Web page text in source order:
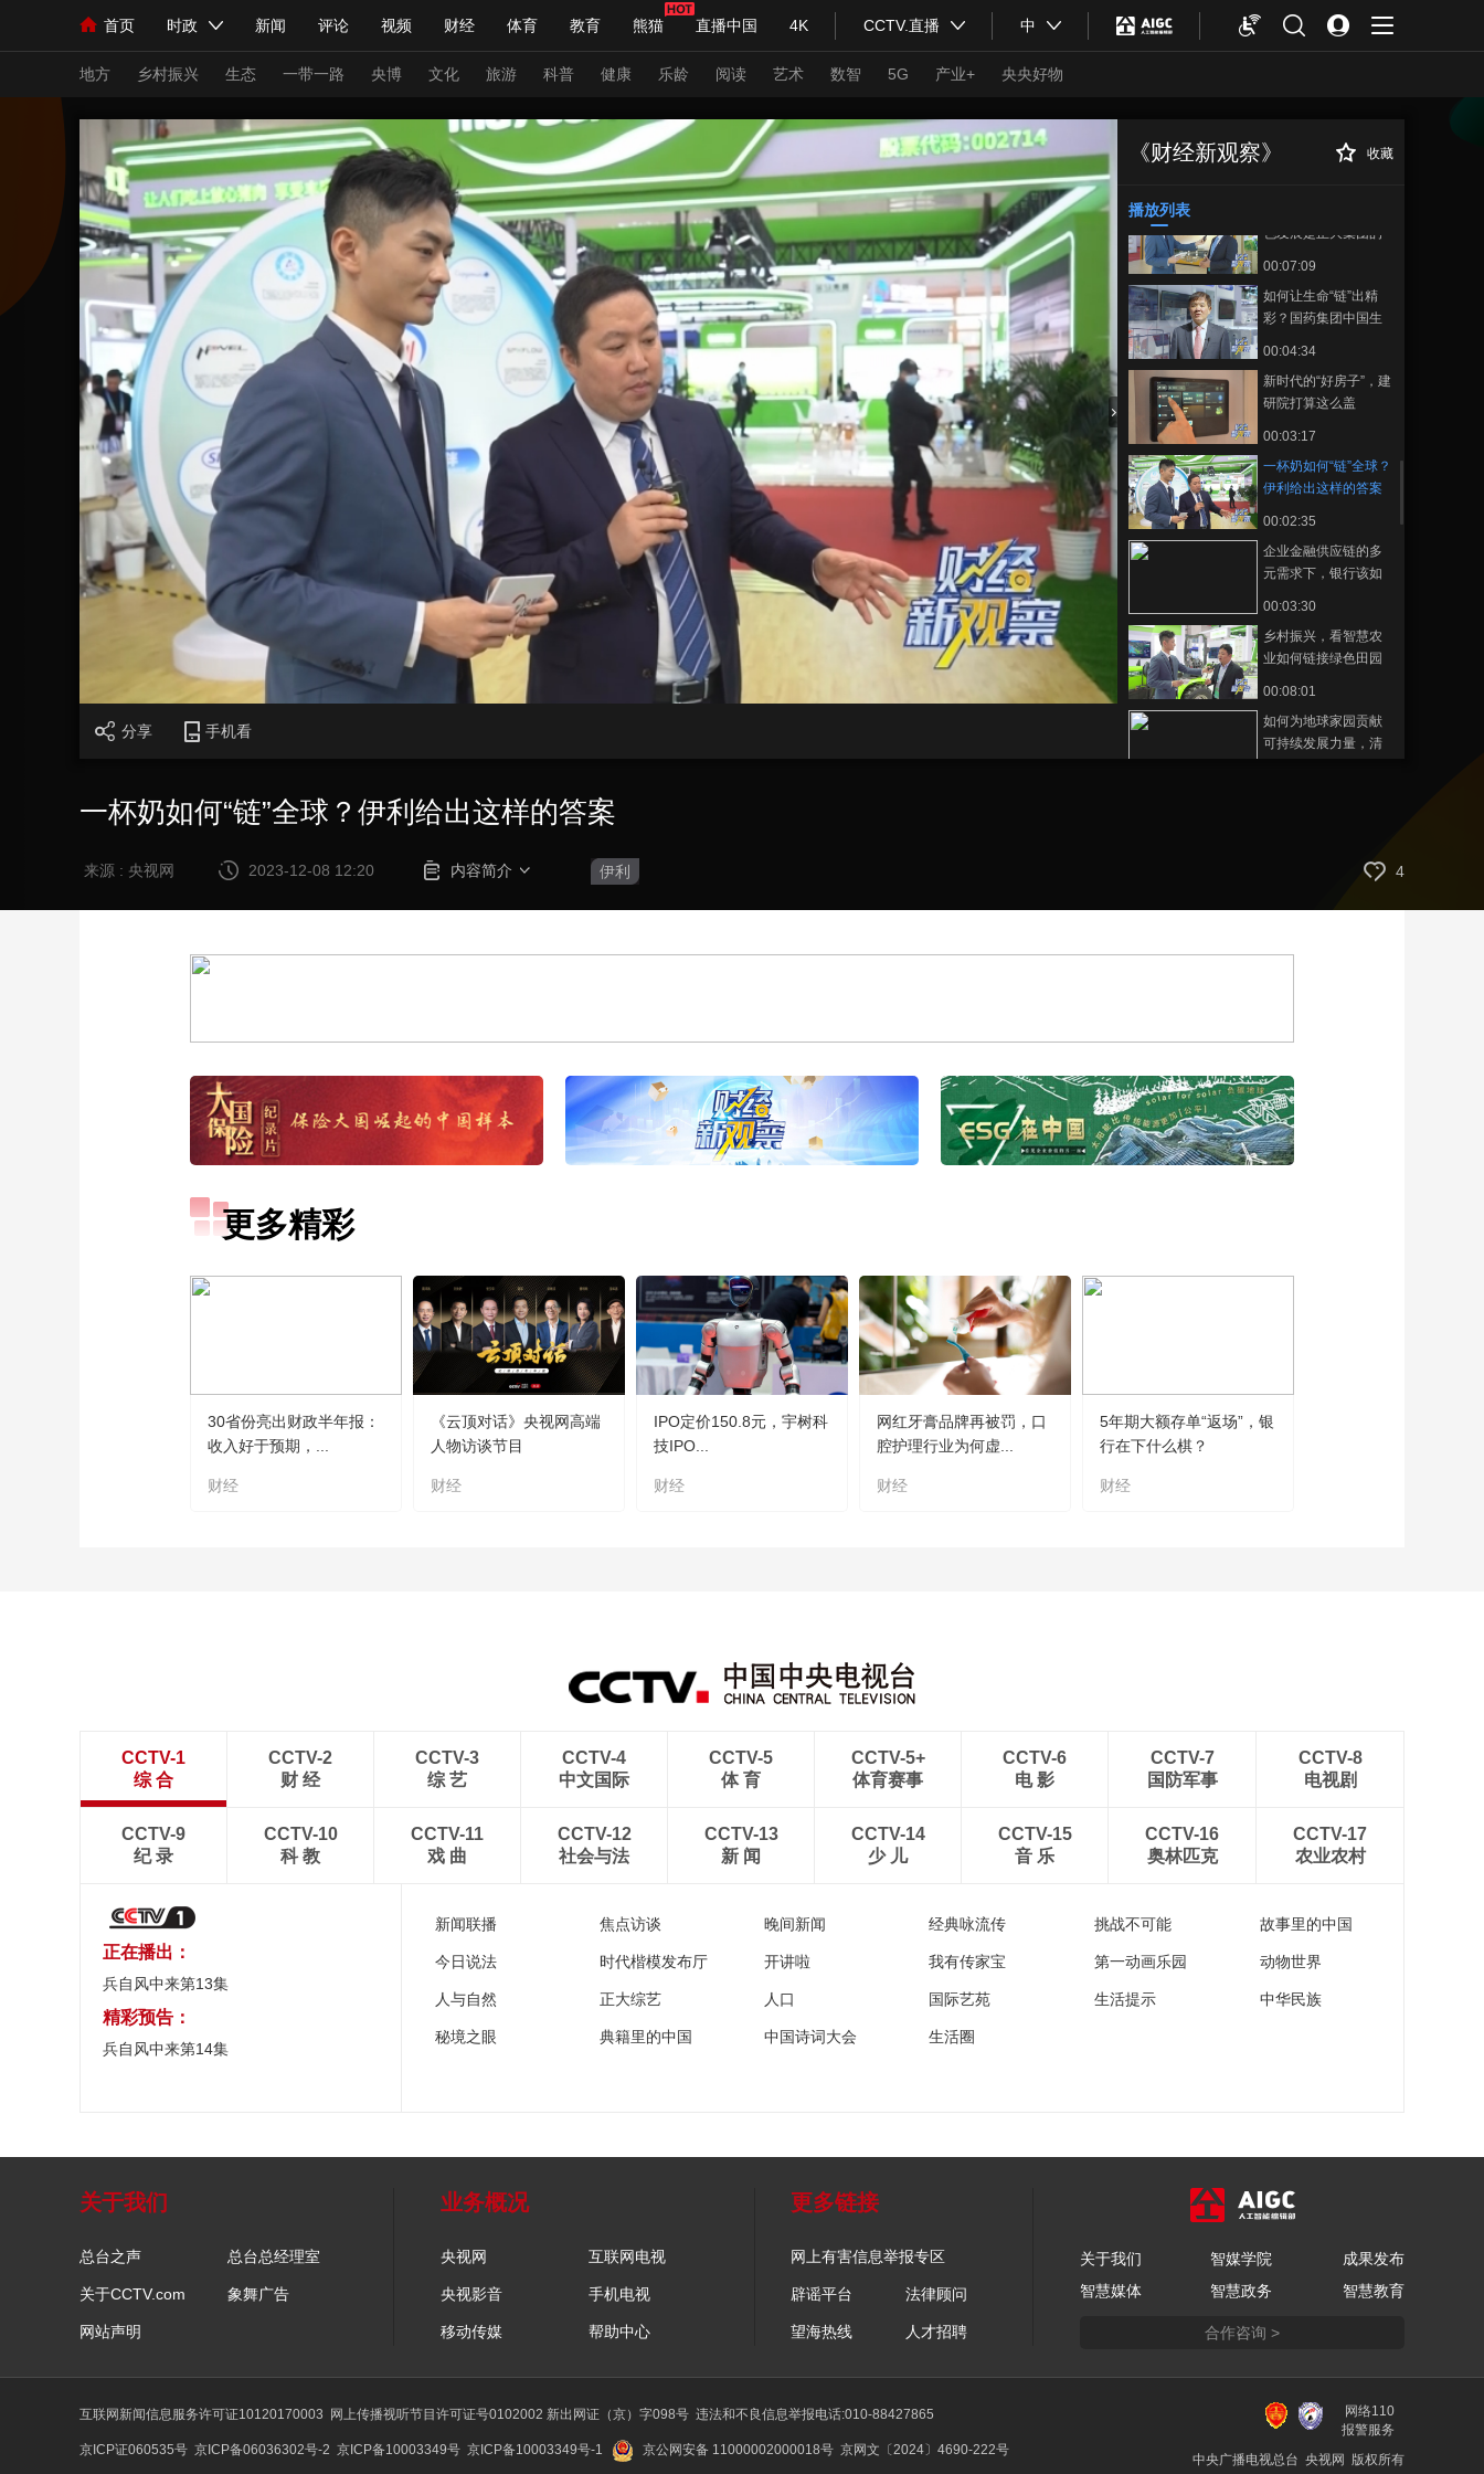
首页 时政 新闻 评论 视频 财经 体育 教育 熊猫 直播中国 4K CCTV.直播 中
人民领袖习近平 联播+ 中国领导人 央视快评 习式妙语 热解读 天天学习
直播 栏目大全 节目单 听音 微视频 主持人 下载央视影音
海外频道 iPanda English Монгол
地方 乡村振兴 生态 一带一路 央博 文化 旅游 科普 健康 乐龄 阅读 艺术 数智 5G 产业+ 央央好物
总台春晚 网络春晚 共产党员网 秧纪录 纪录片网 国家大剧院 大型活动
新闻 国内 国际 评论 经济 军事 科技 法治 文娱 人物 公益 图片
人民领袖习近平 联播+ 热解读 天天学习 习式妙语 央视快评 央视网评 光华锐评 锋面
视频 小央视频 小央直播 直播中国 熊猫频道 VR/AR 4K专区 全景新闻
现场 前线 比划 蓝海中国 新兵请入列 人生第一次 人生第二次
体育 直播 竞猜 2026年世界杯 2026年冬奥会 CBA NBA 国足 国际足球 网球 综合体育 亚冬会
VIP会员 CCTV奥林匹克频道 生活体育大会 文化体育 冰雪道路 足球道路
财经 教育 一带一路 非遗 文化 科普 乐龄 艺术 汽车 数智 5G 产业+
大国智造 大国展会 大国保险 云顶对话 云起 超级工厂 智敬中国 全民健康 颜选攻略 海洋 时尚 天气 央央好物
分享
手机看
《财经新观察》 收藏
播放列表
正在播放
一杯奶如何“链”全
安筱鹏：AI大模型是
融知识和产业知识的
色发展是正大集团的
00:07:09
如何让生命“链”出精
彩？国药集团中国生
00:04:34
新时代的“好房子”，建
研院打算这么盖
00:03:17
一杯奶如何“链”全球？
伊利给出这样的答案
00:02:35
企业金融供应链的多
元需求下，银行该如
00:03:30
乡村振兴，看智慧农
业如何链接绿色田园
00:08:01
如何为地球家园贡献
可持续发展力量，清
电，科技这样赋能绿
构表示助力供应链畅
通高效
00:03:10
共创未来 加强全球产
业链供应链合作
竭力为所有委托人创
品山东”2023北京推介
的研究需要更深入更
林宝清：保险首先要
想到被保险人的利
益，先利人才能达己
为前提，是在困难的
时候，给予支持帮助
00:02:48
马旭：单纯的产品销
更深入研究百姓健康
等多方面的需求
00:03:05
范娟娟：保险行业把
谢远涛：积极面对保
战
黄宝印：把保险历史
好、研究好、传承好
一杯奶如何“链”全球？伊利给出这样的答案
来源 : 央视网 2023-12-08 12:20 内容简介 伊利 4
更多精彩
30省份亮出财政半年报：
收入好于预期，...
财经
《云顶对话》央视网高端
人物访谈节目
财经
IPO定价150.8元，宇树科
技IPO...
财经
网红牙膏品牌再被罚，口
腔护理行业为何虚...
财经
5年期大额存单“返场”，银
行在下什么棋？
财经
CCTV-1
综 合
CCTV-2
财 经
CCTV-3
综 艺
CCTV-4
中文国际
CCTV-5
体 育
CCTV-5+
体育赛事
CCTV-6
电 影
CCTV-7
国防军事
CCTV-8
电视剧
CCTV-9
纪 录
CCTV-10
科 教
CCTV-11
戏 曲
CCTV-12
社会与法
CCTV-13
新 闻
CCTV-14
少 儿
CCTV-15
音 乐
CCTV-16
奥林匹克
CCTV-17
农业农村
正在播出：
兵自风中来第13集
精彩预告：
兵自风中来第14集
新闻联播 焦点访谈 晚间新闻 经典咏流传 挑战不可能 故事里的中国
今日说法 时代楷模发布厅 开讲啦 我有传家宝 第一动画乐园 动物世界
人与自然 正大综艺 人口 国际艺苑 生活提示 中华民族
秘境之眼 典籍里的中国 中国诗词大会 生活圈
关于我们
总台之声 总台总经理室
关于CCTV.com 象舞广告
网站声明
业务概况
央视网 互联网电视
央视影音 手机电视
移动传媒 帮助中心
更多链接
网上有害信息举报专区
辟谣平台 法律顾问
望海热线 人才招聘
关于我们 智媒学院
成果发布
智慧媒体
智慧政务 智慧教育
合作咨询 >
互联网新闻信息服务许可证10120170003 网上传播视听节目许可证号0102002 新出网证（京）字098号 违法和不良信息举报电话:010-88427865
京ICP证060535号 京ICP备06036302号-2 京ICP备10003349号 京ICP备10003349号-1 京公网安备 11000002000018号 京网文〔2024〕4690-222号
网络110
报警服务
中央广播电视总台 央视网 版权所有